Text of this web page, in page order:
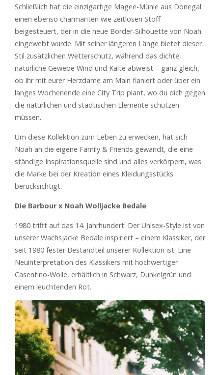
Schließlich hat die einzigartige Magee-Mühle aus Donegal
einen ebenso charmanten wie zeitlosen Stoff
beigesteuert, der in die neue Border-Silhouette von Noah
eingewebt wurde. Mit seiner längeren Länge bietet dieser
Stil zusätzlichen Wetterschutz, während das dichte,
natürliche Gewebe Wind und Kälte abweist – ganz gleich,
ob ihr mit eurer Herzdame am Main flaniert oder über ein
langes Wochenende eine City Trip plant, wo du dich gegen
die natürlichen und städtischen Elemente schützen
müssen.
Um diese Kollektion zum Leben zu erwecken, hat sich
Noah an die eigene Family & Friends gewandt, die eine
ständige Inspirationsquelle sind und alles verkörpern, was
die Marke bei der Kreation eines Kleidungsstücks
berücksichtigt.
Die Barbour x Noah Wolljacke Bedale
1980 trifft auf das 14. Jahrhundert: Der Unisex-Style ist von
unserer Wachsjacke Bedale inspiriert – einem Klassiker, der
seit 1980 fester Bestandteil unserer Kollektion ist. Eine
Neuinterpretation des Klassikers mit hochwertiger
Casentino-Wolle, erhältlich in Schwarz, Dunkelgrün und
einem leuchtenden Rot.